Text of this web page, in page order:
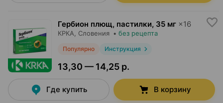
Гербион плющ, пастилки, 35 мг ×16
КРКА , Словения • без рецепта
Популярно Инструкция
13,30 — 14,25 р.
Где купить В корзину